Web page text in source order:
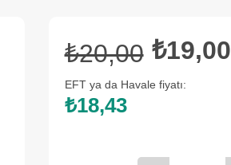
₺20,00 ₺19,00
EFT ya da Havale fiyatı:
₺18,43